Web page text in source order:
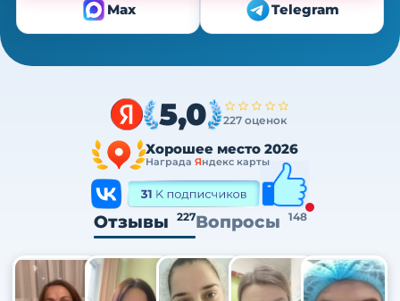
Max Telegram
5,0 227 оценок
Хорошее место 2026
Награда Яндекс карты
Отзывы 227Вопросы 148